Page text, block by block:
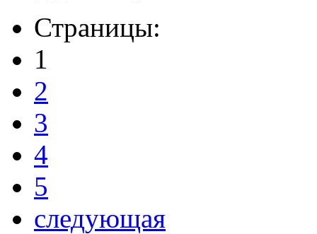
Страницы:
1
2
3
4
5
следующая